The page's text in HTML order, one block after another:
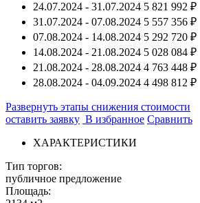
24.07.2024 - 31.07.2024 5 821 992 ₽
31.07.2024 - 07.08.2024 5 557 356 ₽
07.08.2024 - 14.08.2024 5 292 720 ₽
14.08.2024 - 21.08.2024 5 028 084 ₽
21.08.2024 - 28.08.2024 4 763 448 ₽
28.08.2024 - 04.09.2024 4 498 812 ₽
Развернуть этапы снижения стоимости
оставить заявку В избранное Сравнить
ХАРАКТЕРИСТИКИ
Тип торгов:
публичное предложение
Площадь: